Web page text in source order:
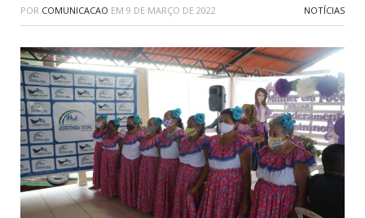
POR COMUNICACAO EM 9 DE MARÇO DE 2022 NOTÍCIAS